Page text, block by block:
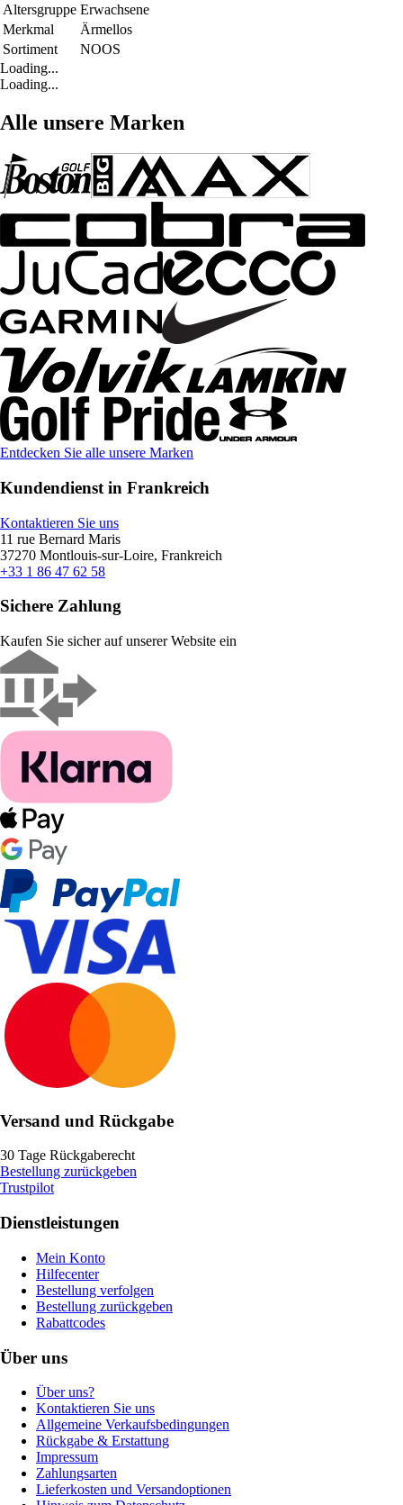
Altersgruppe Erwachsene
Merkmal
Ärmellos
Sortiment
NOOS
Loading...
Loading...
Alle unsere Marken
Entdecken Sie alle unsere Marken
Kundendienst in Frankreich
Kontaktieren Sie uns
11 rue Bernard Maris
37270 Montlouis-sur-Loire, Frankreich
+33 1 86 47 62 58
Sichere Zahlung
Kaufen Sie sicher auf unserer Website ein
Versand und Rückgabe
30 Tage Rückgaberecht
Bestellung zurückgeben
Trustpilot
Dienstleistungen
Mein Konto
Hilfecenter
Bestellung verfolgen
Bestellung zurückgeben
Rabattcodes
Über uns
Über uns?
Kontaktieren Sie uns
Allgemeine Verkaufsbedingungen
Rückgabe & Erstattung
Impressum
Zahlungsarten
Lieferkosten und Versandoptionen